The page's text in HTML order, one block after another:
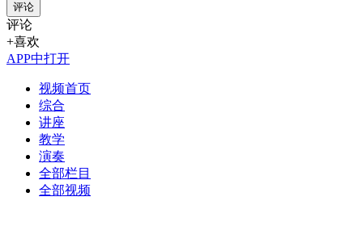
评论
评论
+喜欢
APP中打开
视频首页
综合
讲座
教学
演奏
全部栏目
全部视频